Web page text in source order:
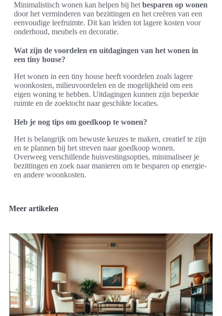
Minimalistisch wonen kan helpen bij het besparen op wonen
door het verminderen van bezittingen en het creëren van een
eenvoudige leefruimte. Dit kan leiden tot lagere kosten voor
onderhoud, meubels en decoratie.
Wat zijn de voordelen en uitdagingen van het wonen in
een tiny house?
Het wonen in een tiny house heeft voordelen zoals lagere
woonkosten, milieuvoordelen en de mogelijkheid om een
eigen woning te hebben. Uitdagingen kunnen zijn beperkte
ruimte en de zoektocht naar geschikte locaties.
Heb je nog tips om goedkoop te wonen?
Het is belangrijk om bewuste keuzes te maken, creatief te zijn
en te plannen bij het streven naar goedkoop wonen.
Overweeg verschillende huisvestingsopties, minimaliseer je
bezittingen en zoek naar manieren om te besparen op energie-
en andere woonkosten.
Meer artikelen